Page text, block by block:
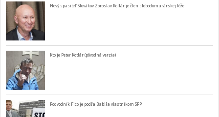
Nový spasiteľ Slovákov Zoroslav Kollár je člen slobodomurárskej lóže
Kto je Peter Kotlár (pôvodná verzia)
Podvodník Fico je podľa Babiša vlastníkom SPP